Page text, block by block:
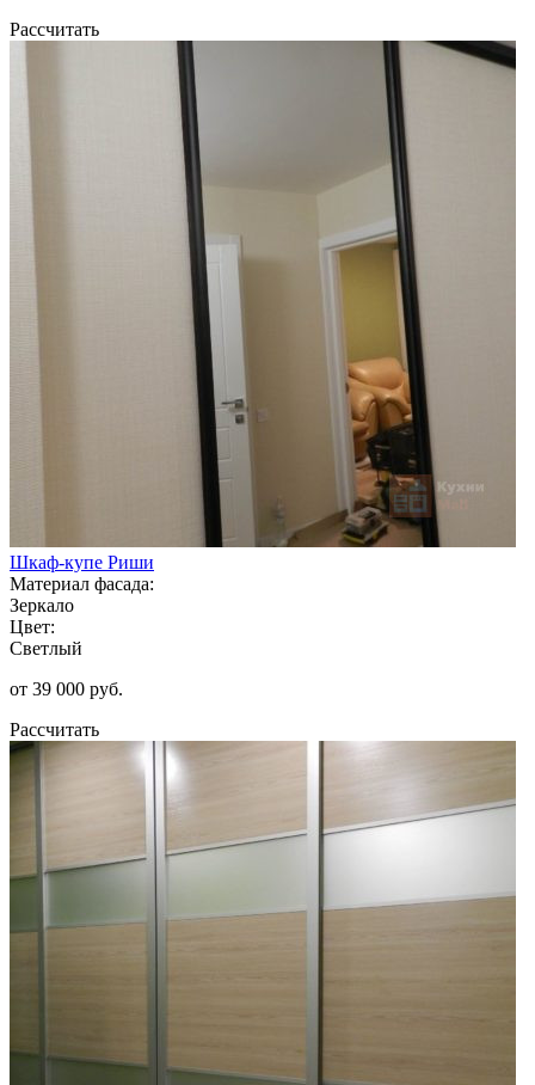
Рассчитать
Шкаф-купе Риши
Материал фасада:
Зеркало
Цвет:
Светлый
от 39 000 руб.
Рассчитать